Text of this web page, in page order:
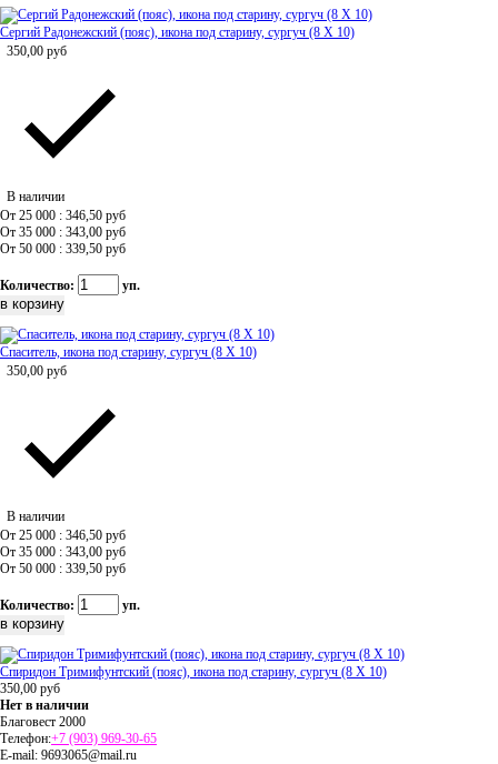
Сергий Радонежский (пояс), икона под старину, сургуч (8 Х 10)
350,00 руб
В наличии
От 25 000 : 346,50 руб
От 35 000 : 343,00 руб
От 50 000 : 339,50 руб
Количество: уп.
Спаситель, икона под старину, сургуч (8 Х 10)
350,00 руб
В наличии
От 25 000 : 346,50 руб
От 35 000 : 343,00 руб
От 50 000 : 339,50 руб
Количество: уп.
Спиридон Тримифунтский (пояс), икона под старину, сургуч (8 Х 10)
350,00 руб
Нет в наличии
Благовест 2000
Телефон:+7 (903) 969-30-65
E-mail: 9693065@mail.ru